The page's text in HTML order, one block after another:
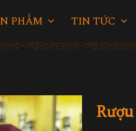
PHẨM TIN TỨC